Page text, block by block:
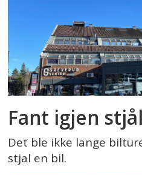
Fant igjen
Det ble ikke lange
stjal en bil.